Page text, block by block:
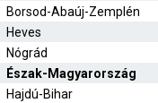
Borsod-Abaúj-Zemplén
Heves
Nógrád
Észak-Magyarország
Hajdú-Bihar